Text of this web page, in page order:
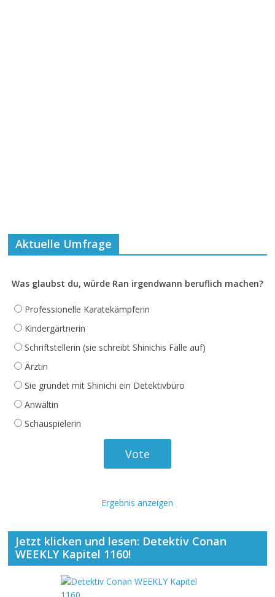
Aktuelle Umfrage
Was glaubst du, würde Ran irgendwann beruflich machen?
Professionelle Karatekämpferin
Kindergärtnerin
Schriftstellerin (sie schreibt Shinichis Fälle auf)
Ärztin
Sie gründet mit Shinichi ein Detektivbüro
Anwältin
Schauspielerin
Ergebnis anzeigen
Jetzt klicken und lesen: Detektiv Conan
WEEKLY Kapitel 1160!